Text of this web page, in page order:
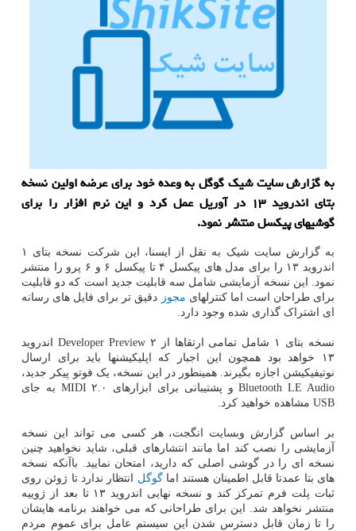
به گزارش سایت شیک گوگل به وعده خود برای عرضه اولین نسخه
بتای اندروید ۱۳ در آوریل عمل کرد و این نرم افزار را برای
گوشیهای پیکسل منتشر نمود.
به گزارش سایت شیک به نقل از ایسنا، این شرکت نسخه بتای ۱
اندروید ۱۳ را برای مدل های پیکسل ۴ تا پیکسل ۶ و ۶ پرو را منتشر
نمود. این نسخه آزمایشی شامل سه قابلیت جدید است که دو قابلیت
برای طراحان است اما کنترلهای مجوز دقیق تر برای فایل های رسانه
ای اشتراک گذاری شده وجود دارد.
نسخه بتای ۱ شامل تمامی ارتقاها از Developer Preview ۲ اندروید
۱۳ خواهد بود همچون این اجبار که اپلیکیشنها باید برای ارسال
نوتیفیکیشن اجازه بگیرند. همینطور در این نسخه، یک فوتو پیکر جدید،
Bluetooth LE Audio و پشتیبانی برای ابزارهای MIDI ۲.۰ به جای
USB مشاهده خواهید کرد.
بر اساس گزارش وبسایت انگجت، هر کسی می تواند این نسخه
آزمایشی را نصب کند اما مانند انتشارهای قبلی، شاید نخواهید چنین
نسخه ای را در گوشی اصلی که دارید، امتحان نمایید. باآنکه نسخه
های بتا عمدتا قابل اطمینان هستند اماگوگل انتظار ندارد تا ژوئن روی
ثبات پلت فرم تمرکز کند و نسخه نهایی اندروید ۱۳ تا بعد از ژوییه
منتشر نخواهد شد. این برای طراحانی که می خواهند برنامه هایشان
را تا زمان قابل دسترس شدن این سیستم عامل برای عموم مردم